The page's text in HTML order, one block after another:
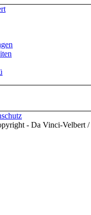
- Da Vinci-Velbert /